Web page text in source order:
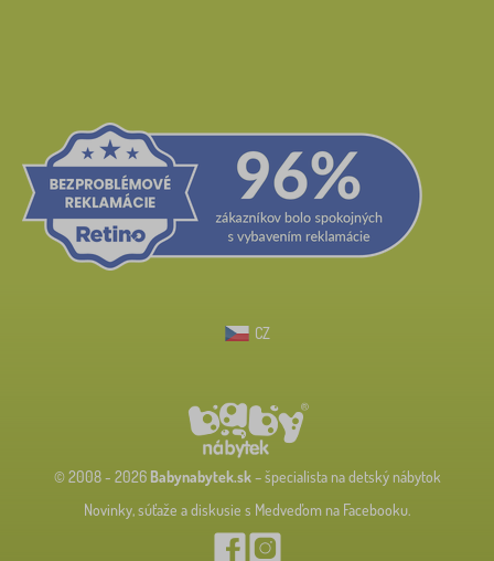
CZ
© 2008 - 2026 Babynabytek.sk– špecialista na detský nábytok
Novinky, súťaže a diskusie s Medveďom na Facebooku.